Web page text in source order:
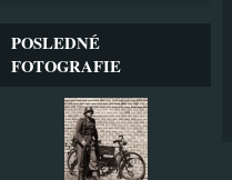
POSLEDNÉ
FOTOGRAFIE